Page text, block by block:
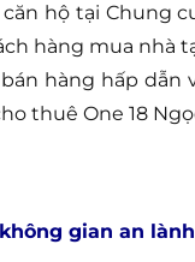
hộ tại Chung
hàng mua nhà
hàng hấp dẫn
thuê One 18
gian an